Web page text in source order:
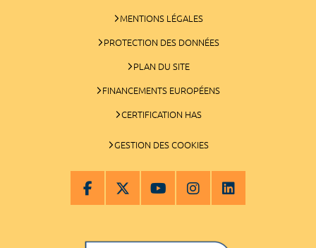
MENTIONS LÉGALES
PROTECTION DES DONNÉES
PLAN DU SITE
FINANCEMENTS EUROPÉENS
CERTIFICATION HAS
GESTION DES COOKIES